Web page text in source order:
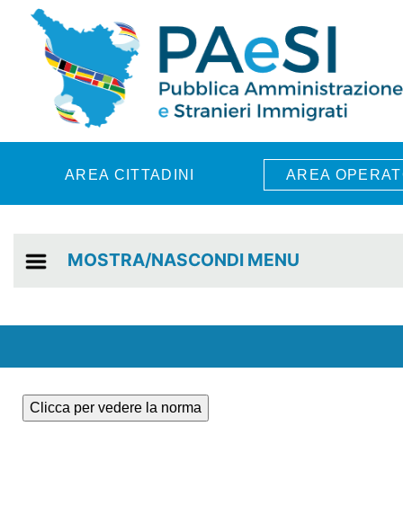
Skip to main content
AREA CITTADINI AREA
MOSTRA/NASCONDI MENU
Clicca per vedere la norma